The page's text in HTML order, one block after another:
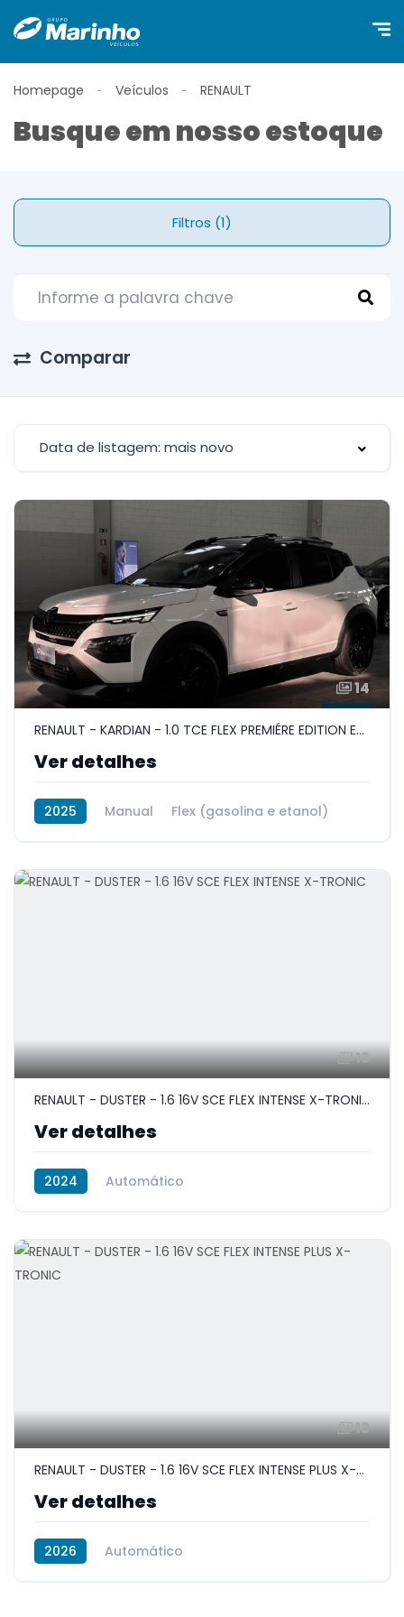
Homepage Veículos RENAULT
Busque em nosso estoque
Filtros (1)
Comparar
Data de listagem: mais novo
14
RENAULT - KARDIAN - 1.0 TCE FLEX PREMIÉRE EDITION EDC
Ver detalhes
2025 Manual Flex (gasolina e etanol)
13
RENAULT - DUSTER - 1.6 16V SCE FLEX INTENSE X-TRONIC
Ver detalhes
2024
Automático
13
RENAULT - DUSTER - 1.6 16V SCE FLEX INTENSE PLUS X-TRONIC
Ver detalhes
2026
Automático